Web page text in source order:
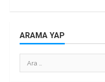
ARAMA YAP
Arama: